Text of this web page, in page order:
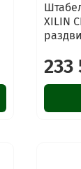
XILIN
233